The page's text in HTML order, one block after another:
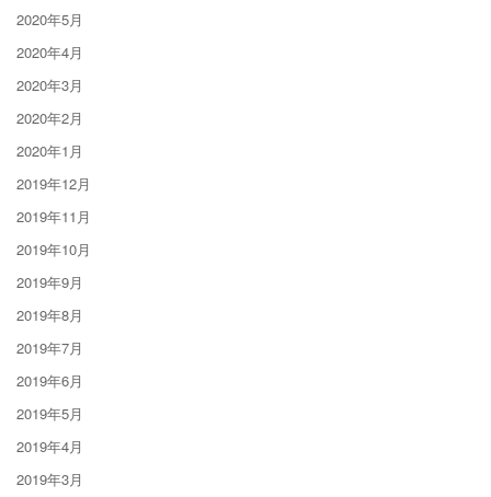
2020年5月
2020年4月
2020年3月
2020年2月
2020年1月
2019年12月
2019年11月
2019年10月
2019年9月
2019年8月
2019年7月
2019年6月
2019年5月
2019年4月
2019年3月